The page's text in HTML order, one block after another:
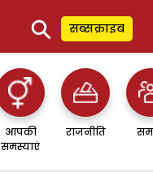
⚲ सब्सक्राइब
आपकी
समस्याएं
राजनीति